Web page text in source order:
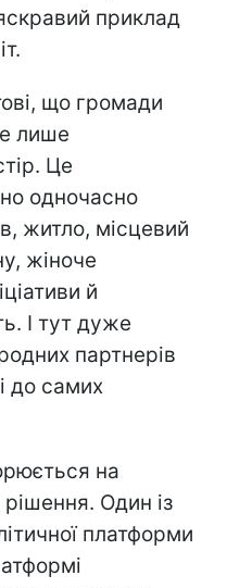
приклад
що громади
лише
Це
одночасно
житло, місцевий
жіноче
й
І тут дуже
партнерів
до самих
на
рішення. Один із
платформи